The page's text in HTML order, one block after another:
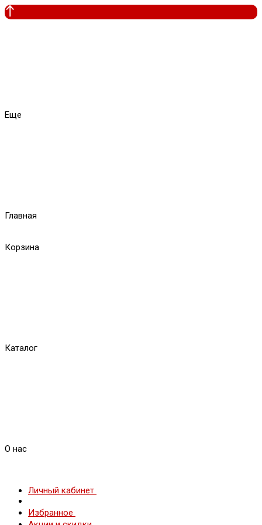
Еще
Главная
Корзина
Каталог
О нас
Личный кабинет
Избранное